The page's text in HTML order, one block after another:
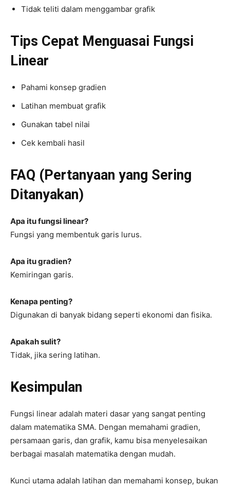
Tidak teliti dalam menggambar grafik
Tips Cepat Menguasai Fungsi
Linear
Pahami konsep gradien
Latihan membuat grafik
Gunakan tabel nilai
Cek kembali hasil
FAQ (Pertanyaan yang Sering
Ditanyakan)
Apa itu fungsi linear?
Fungsi yang membentuk garis lurus.
Apa itu gradien?
Kemiringan garis.
Kenapa penting?
Digunakan di banyak bidang seperti ekonomi dan fisika.
Apakah sulit?
Tidak, jika sering latihan.
Kesimpulan
Fungsi linear adalah materi dasar yang sangat penting
dalam matematika SMA. Dengan memahami gradien,
persamaan garis, dan grafik, kamu bisa menyelesaikan
berbagai masalah matematika dengan mudah.
Kunci utama adalah latihan dan memahami konsep, bukan